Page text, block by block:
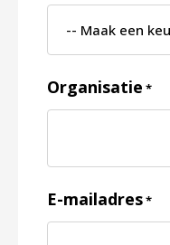
Organisatie *
E-mailadres*